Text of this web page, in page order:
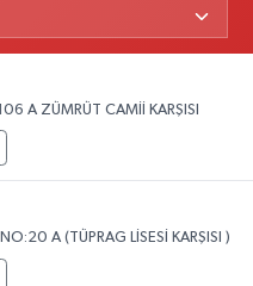
A ZÜMRÜT CAMİİ KARŞISI
A (TÜPRAG LİSESİ KARŞISI )